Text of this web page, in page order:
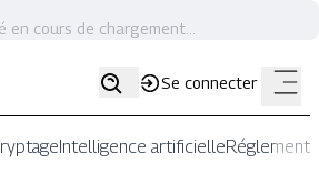
en cours de chargement...
Se connecter
Intelligence artificielle